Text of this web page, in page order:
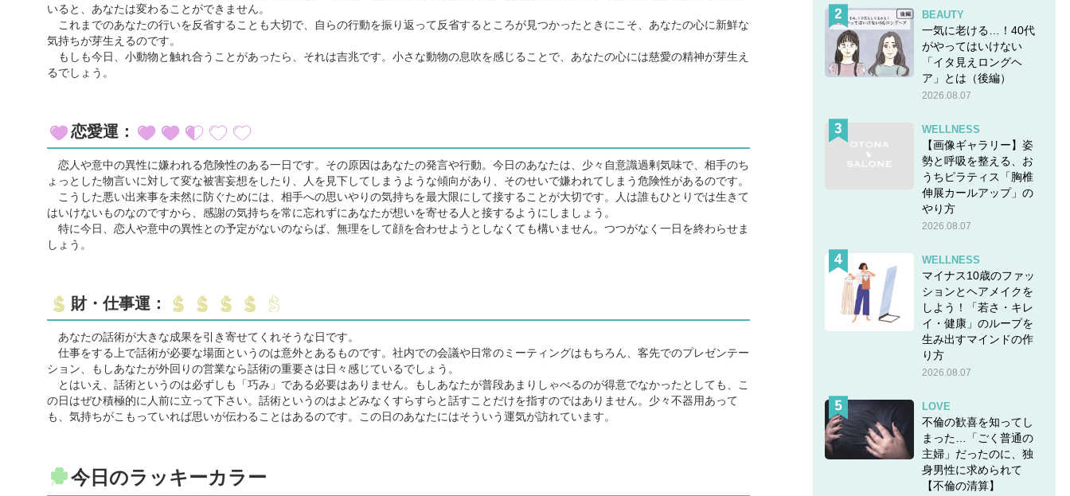
いると、あなたは変わることができません。
これまでのあなたの行いを反省することも大切で、自らの行動を振り返って反省するところが見つかったときにこそ、あなたの心に新鮮な
気持ちが芽生えるのです。
もしも今日、小動物と触れ合うことがあったら、それは吉兆です。小さな動物の息吹を感じることで、あなたの心には慈愛の精神が芽生え
るでしょう。
恋愛運：
恋人や意中の異性に嫌われる危険性のある一日です。その原因はあなたの発言や行動。今日のあなたは、少々自意識過剰気味で、相手のち
ょっとした物言いに対して変な被害妄想をしたり、人を見下してしまうような傾向があり、そのせいで嫌われてしまう危険性があるのです。
こうした悪い出来事を未然に防ぐためには、相手への思いやりの気持ちを最大限にして接することが大切です。人は誰もひとりでは生きて
はいけないものなのですから、感謝の気持ちを常に忘れずにあなたが想いを寄せる人と接するようにしましょう。
特に今日、恋人や意中の異性との予定がないのならば、無理をして顔を合わせようとしなくても構いません。つつがなく一日を終わらせま
しょう。
財・仕事運：
あなたの話術が大きな成果を引き寄せてくれそうな日です。
仕事をする上で話術が必要な場面というのは意外とあるものです。社内での会議や日常のミーティングはもちろん、客先でのプレゼンテー
ション、もしあなたが外回りの営業なら話術の重要さは日々感じているでしょう。
とはいえ、話術というのは必ずしも「巧み」である必要はありません。もしあなたが普段あまりしゃべるのが得意でなかったとしても、こ
の日はぜひ積極的に人前に立って下さい。話術というのはよどみなくすらすらと話すことだけを指すのではありません。少々不器用あって
も、気持ちがこもっていれば思いが伝わることはあるのです。この日のあなたにはそういう運気が訪れています。
今日のラッキーカラー
BEAUTY
一気に老ける…！40代
がやってはいけない
「イタ見えロングヘ
ア」とは（後編）
2026.08.07
WELLNESS
【画像ギャラリー】姿
勢と呼吸を整える、お
うちピラティス「胸椎
伸展カールアップ」の
やり方
2026.08.07
WELLNESS
マイナス10歳のファッ
ションとヘアメイクを
しよう！「若さ・キレ
イ・健康」のループを
生み出すマインドの作
り方
2026.08.07
LOVE
不倫の歓喜を知ってし
まった…「ごく普通の
主婦」だったのに、独
身男性に求められて
【不倫の清算】